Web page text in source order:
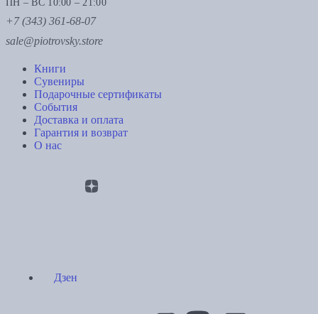
ПН – ВС 10:00 – 21:00
+7 (343) 361-68-07
sale@piotrovsky.store
Книги
Сувениры
Подарочные сертификаты
События
Доставка и оплата
Гарантия и возврат
О нас
Дзен